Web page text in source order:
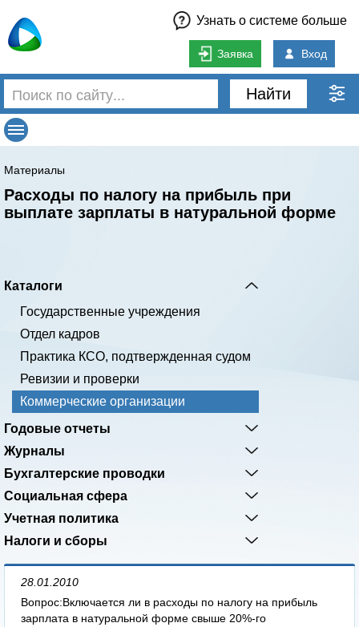
Узнать о системе больше
Заявка Вход
Найти
Материалы
Расходы по налогу на прибыль при
выплате зарплаты в натуральной форме
Каталоги
Государственные учреждения
Отдел кадров
Практика КСО, подтвержденная судом
Ревизии и проверки
Коммерческие организации
Годовые отчеты
Журналы
Бухгалтерские проводки
Социальная сфера
Учетная политика
Налоги и сборы
28.01.2010
Вопрос:Включается ли в расходы по налогу на прибыль
зарплата в натуральной форме свыше 20%-го